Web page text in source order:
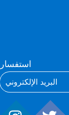
استفسار